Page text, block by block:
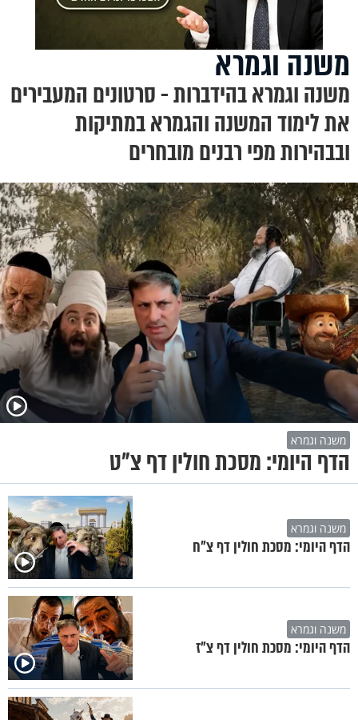
משנה וגמרא
משנה וגמרא בהידברות - סרטונים המעבירים
את לימוד המשנה והגמרא במתיקות
ובבהירות מפי רבנים מובחרים
משנה וגמרא
הדף היומי: מסכת חולין דף צ"ט
משנה וגמרא
הדף היומי: מסכת חולין דף צ"ח
משנה וגמרא
הדף היומי: מסכת חולין דף צ"ז